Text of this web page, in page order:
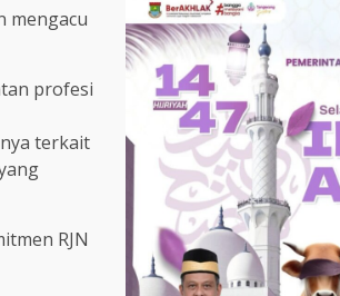
mengacu
profesi
terkait
RJN